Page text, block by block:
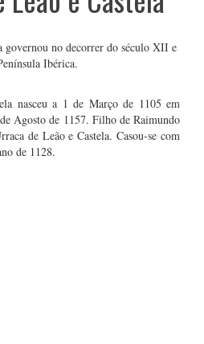
governou no decorrer do século XII e
Ibérica.
nasceu a 1 de Março de 1105 em
Agosto de 1157. Filho de Raimundo
de Leão e Castela. Casou-se com
de 1128.